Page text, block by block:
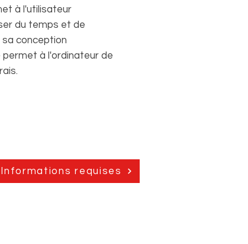
à l'utilisateur
du temps et de
sa conception
permet à l'ordinateur de
Informations requises